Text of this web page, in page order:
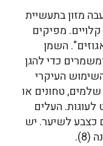
מזון בתעשיית
קלויים. מפיקים
השמן
כדי להגן
העיקרי
טחונים או
לעוגות. העלים
כצבע לשיער. יש